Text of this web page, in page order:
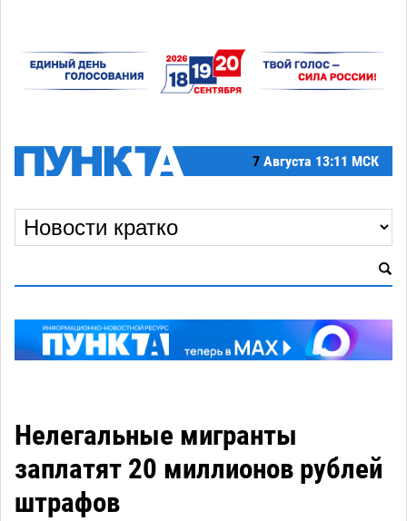
7 Августа 13:11 МСК
Нелегальные мигранты
заплатят 20 миллионов рублей
штрафов